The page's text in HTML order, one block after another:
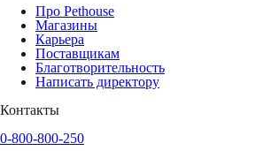
Про Pethouse
Магазины
Карьера
Поставщикам
Благотворительность
Написать директору
Контакты
0-800-800-250